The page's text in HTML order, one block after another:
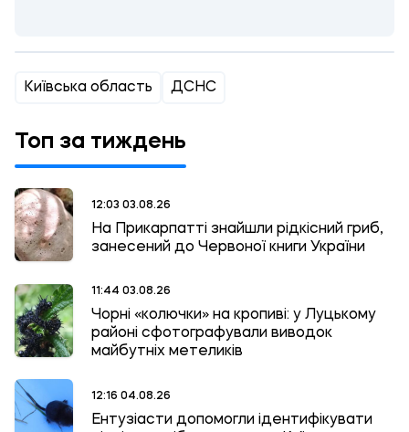
Київська область ДСНС
Топ за тиждень
12:03 03.08.26
На Прикарпатті знайшли рідкісний гриб,
занесений до Червоної книги України
11:44 03.08.26
Чорні «колючки» на кропиві: у Луцькому
районі сфотографували виводок
майбутніх метеликів
12:16 04.08.26
Ентузіасти допомогли ідентифікувати